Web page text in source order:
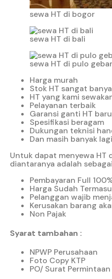
sewa HT di bogor
sewa HT di bali
sewa HT di pulo
Harga murah
Stok HT sangat
HT yang kami
Pelayanan terbaik
Garansi ganti HT
Spesifikasi beragam
Dukungan teknisi
Dan masih banyak
Untuk dapat menyewa HT
diantaranya adalah
Pembayaran Full
Harga Sudah
Pelanggan wajib
Kerusakan barang
Non Pajak
Syarat tambahan :
NPWP Perusahaan
Foto Copy KTP
PO/ Surat Permintaan